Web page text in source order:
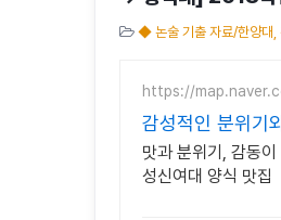
◆ 논술 기출 자료/한양대,
https://
감성적인 분위기
맛과 분위기, 감동
성신여대 양식 맛집